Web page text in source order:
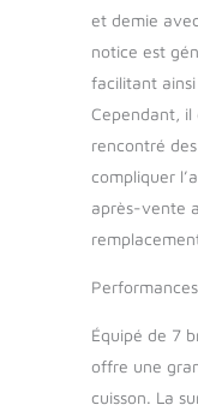
et demie
notice est
facilitant ainsi
Cependant,
rencontré
compliquer
après-vente
Équipé de 7
offre une
cuisson. La